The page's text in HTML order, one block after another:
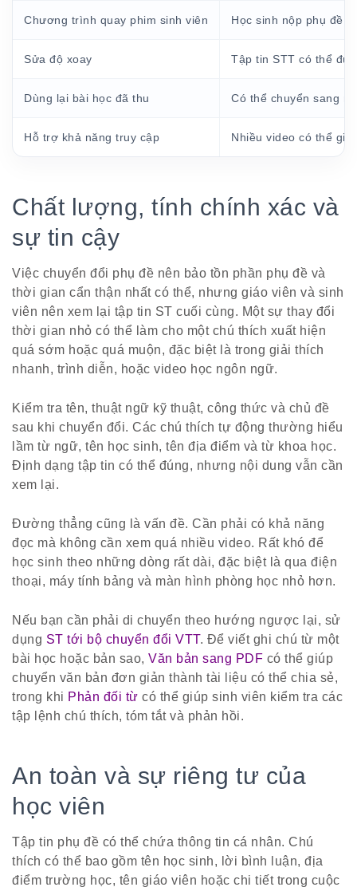
Chương trình quay phim sinh viên Học sinh nộp phụ đề
Sửa độ xoay Tập tin STT có thể
Dùng lại bài học đã thu Có thể chuyển sang
Hỗ trợ khả năng truy cập Nhiều video có thể
Chất lượng, tính chính xác và
sự tin cậy
Việc chuyển đổi phụ đề nên bảo tồn phần phụ đề và
thời gian cẩn thận nhất có thể, nhưng giáo viên và sinh
viên nên xem lại tập tin ST cuối cùng. Một sự thay đổi
thời gian nhỏ có thể làm cho một chú thích xuất hiện
quá sớm hoặc quá muộn, đặc biệt là trong giải thích
nhanh, trình diễn, hoặc video học ngôn ngữ.
Kiểm tra tên, thuật ngữ kỹ thuật, công thức và chủ đề
sau khi chuyển đổi. Các chú thích tự động thường hiểu
lầm từ ngữ, tên học sinh, tên địa điểm và từ khoa học.
Định dạng tập tin có thể đúng, nhưng nội dung vẫn cần
xem lại.
Đường thẳng cũng là vấn đề. Cần phải có khả năng
đọc mà không cần xem quá nhiều video. Rất khó để
học sinh theo những dòng rất dài, đặc biệt là qua điện
thoại, máy tính bảng và màn hình phòng học nhỏ hơn.
Nếu bạn cần phải di chuyển theo hướng ngược lại, sử
dụng ST tới bộ chuyển đổi VTT. Để viết ghi chú từ một
bài học hoặc bản sao, Văn bản sang PDF có thể giúp
chuyển văn bản đơn giản thành tài liệu có thể chia sẻ,
trong khi Phản đối từ có thể giúp sinh viên kiểm tra các
tập lệnh chú thích, tóm tắt và phản hồi.
An toàn và sự riêng tư của
học viên
Tập tin phụ đề có thể chứa thông tin cá nhân. Chú
thích có thể bao gồm tên học sinh, lời bình luận, địa
điểm trường học, tên giáo viên hoặc chi tiết trong cuộc